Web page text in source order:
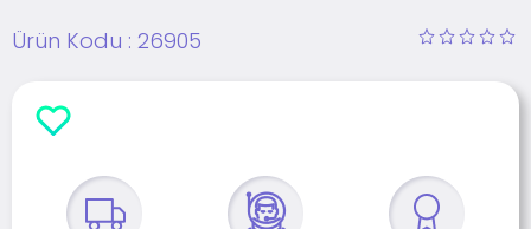
Ürün Kodu : 26905